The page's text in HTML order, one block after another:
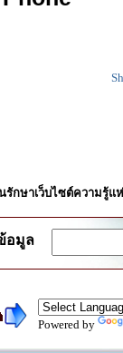
กษาเว็บไซต์ความรู้แ
อมูล
Powered by